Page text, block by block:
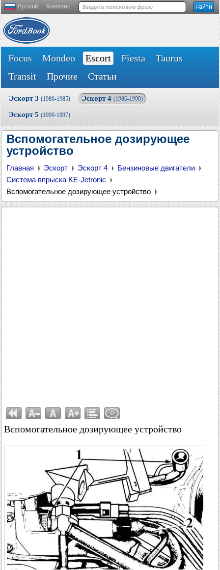
Русский Контакты
Focus Mondeo Escort Fiesta
Taurus
Transit
Прочие Статьи
Эскорт 3 (1980-1985) Эскорт 4 (1986-1990)
Эскорт 5 (1990-1997)
Вспомогательное дозирующее
устройство
Главная Эскорт Эскорт 4
Бензиновые двигатели
Система впрыска KЕ-Jetronic
Вспомогательное дозирующее устройство
0
Вспомогательное дозирующее устройство